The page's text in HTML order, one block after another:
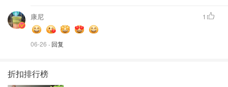
康尼
06-26 · 回复
1
折扣排行榜